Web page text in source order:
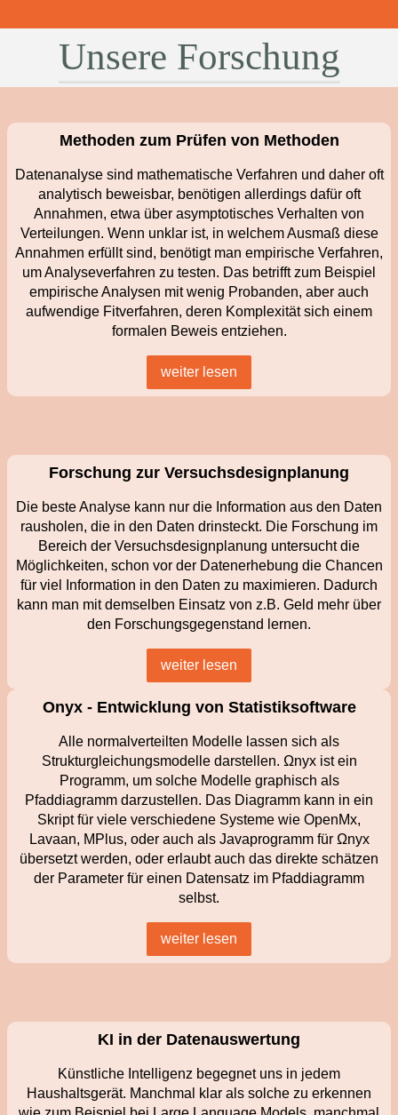
Unsere Forschung
Methoden zum Prüfen von Methoden
Datenanalyse sind mathematische Verfahren und daher oft
analytisch beweisbar, benötigen allerdings dafür oft
Annahmen, etwa über asymptotisches Verhalten von
Verteilungen. Wenn unklar ist, in welchem Ausmaß diese
Annahmen erfüllt sind, benötigt man empirische Verfahren,
um Analyseverfahren zu testen. Das betrifft zum Beispiel
empirische Analysen mit wenig Probanden, aber auch
aufwendige Fitverfahren, deren Komplexität sich einem
formalen Beweis entziehen.
weiter lesen
Forschung zur Versuchsdesignplanung
Die beste Analyse kann nur die Information aus den Daten
rausholen, die in den Daten drinsteckt. Die Forschung im
Bereich der Versuchsdesignplanung untersucht die
Möglichkeiten, schon vor der Datenerhebung die Chancen
für viel Information in den Daten zu maximieren. Dadurch
kann man mit demselben Einsatz von z.B. Geld mehr über
den Forschungsgegenstand lernen.
weiter lesen
Onyx - Entwicklung von Statistiksoftware
Alle normalverteilten Modelle lassen sich als
Strukturgleichungsmodelle darstellen. Ωnyx ist ein
Programm, um solche Modelle graphisch als
Pfaddiagramm darzustellen. Das Diagramm kann in ein
Skript für viele verschiedene Systeme wie OpenMx,
Lavaan, MPlus, oder auch als Javaprogramm für Ωnyx
übersetzt werden, oder erlaubt auch das direkte schätzen
der Parameter für einen Datensatz im Pfaddiagramm
selbst.
weiter lesen
KI in der Datenauswertung
Künstliche Intelligenz begegnet uns in jedem
Haushaltsgerät. Manchmal klar als solche zu erkennen